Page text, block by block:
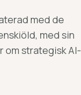
med de
med sin
om strategisk AI-